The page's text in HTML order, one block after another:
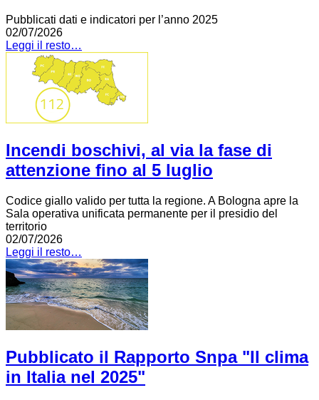
Pubblicati dati e indicatori per l’anno 2025
02/07/2026
Leggi il resto…
Incendi boschivi, al via la fase di
attenzione fino al 5 luglio
Codice giallo valido per tutta la regione. A Bologna apre la
Sala operativa unificata permanente per il presidio del
territorio
02/07/2026
Leggi il resto…
Pubblicato il Rapporto Snpa "Il clima
in Italia nel 2025"